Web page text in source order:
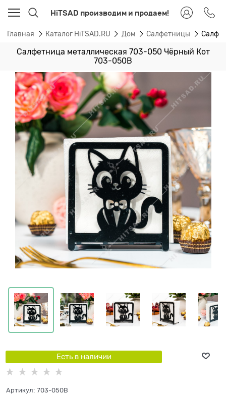
HiTSAD производим и продаем!
Главная Каталог HiTSAD.RU Дом Салфетницы
Салфетница металлическая 703-050 Чёрный Кот
703-050B
Есть в наличии
Артикул: 703-050B